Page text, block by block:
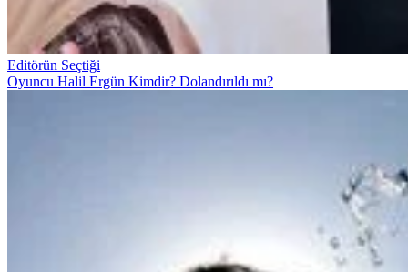
Editörün Seçtiği
Oyuncu Halil Ergün Kimdir? Dolandırıldı mı?